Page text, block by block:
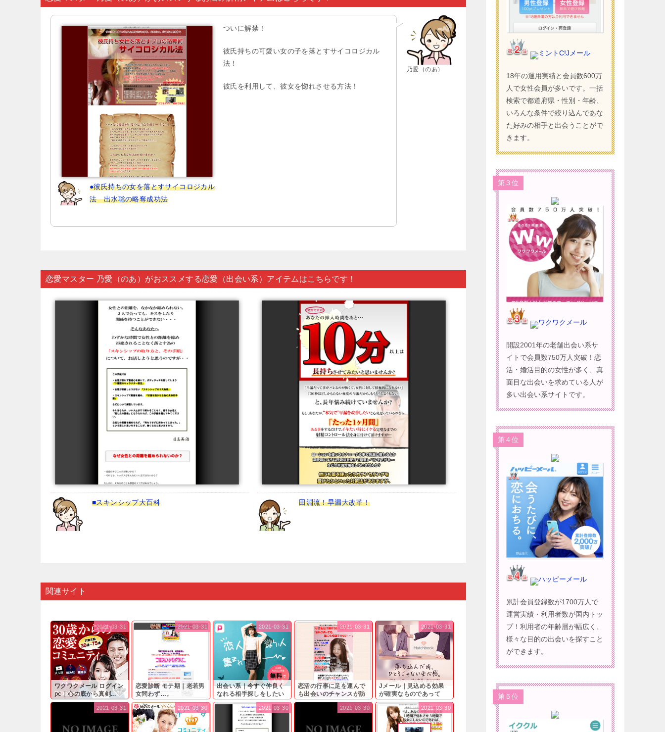
ビ
ゲ
乃愛（のあ）
●彼氏持ちの女を落とすサイコロジカル
法 出水聡の略奪成功法
ついに解禁！
彼氏持ちの可愛い女の子を落とすサイコロジカル
法！
彼氏を利用して、彼女を惚れさせる方法！
恋愛マスター 乃愛（のあ）がおススメする恋愛（出会い系）アイテムはこちらです！
■スキンシップ大百科 田淵流！早漏大改革！
関連サイト
ワクワクメール ログイン
pc｜心の底から真剣...
2021-03-31
恋愛診断 モテ期｜老若男
女問わず…。
2021-03-31
出会い系｜今すぐ仲良く
なれる相手探しをしたい
と...
2021-03-31
恋活の行事に足を運んで
も出会いのチャンスが訪
れ...
2021-03-31
Jメール｜見込める効果
が確実なものであって
も…...
2021-03-31
2021-03-31 2021-03-30 2021-03-30 2021-03-30 2021-03-30
ミントC!Jメール
18年の運用実績と会員数600万
人で女性会員が多いです。一括
検索で都道府県・性別・年齢、
いろんな条件で絞り込んであな
た好みの相手と出会うことがで
きます。
第３位
ワクワクメール
開設2001年の老舗出会い系サ
イトで会員数750万人突破！恋
活・婚活目的の女性が多く、真
面目な出会いを求めている人が
多い出会い系サイトです。
第４位
ハッピーメール
累計会員登録数が1700万人で
運営実績・利用者数が国内トッ
プ！利用者の年齢層が幅広く、
様々な目的の出会いを探すこと
ができます。
第５位